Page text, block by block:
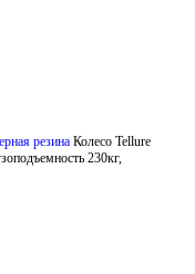
резина Колесо Tellure
230кг,